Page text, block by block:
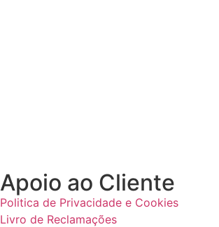
Apoio ao Cliente
Politica de Privacidade e Cookies
Livro de Reclamações